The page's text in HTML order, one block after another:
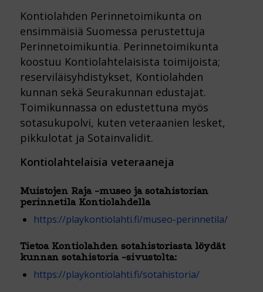
Kontiolahden Perinnetoimikunta on
ensimmäisiä Suomessa perustettuja
Perinnetoimikuntia. Perinnetoimikunta
koostuu Kontiolahtelaisista toimijoista;
reserviläisyhdistykset, Kontiolahden
kunnan sekä Seurakunnan edustajat.
Toimikunnassa on edustettuna myös
sotasukupolvi, kuten veteraanien lesket,
pikkulotat ja Sotainvalidit.
Kontiolahtelaisia veteraaneja
Muistojen Raja -museo ja sotahistorian
perinnetila Kontiolahdella
https://playkontiolahti.fi/museo-perinnetila/
Tietoa Kontiolahden sotahistoriasta löydät
kunnan sotahistoria -sivustolta:
https://playkontiolahti.fi/sotahistoria/